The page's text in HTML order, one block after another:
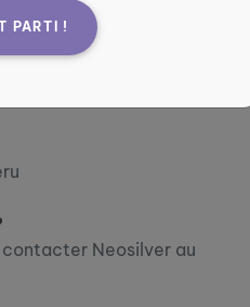
PARTI !
2026
Neosilver au